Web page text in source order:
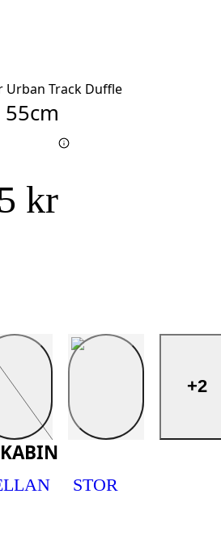
Urban Track Duffle
kr
+2
KABIN
STOR